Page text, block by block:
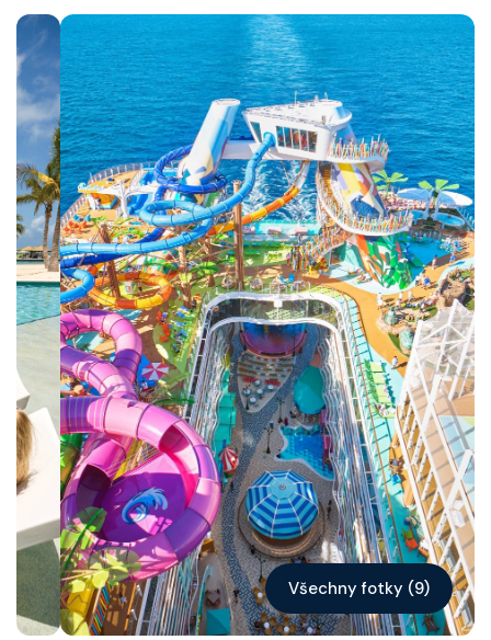
Kontakt
Vyhledat plavbu
Všechny fotky (9)